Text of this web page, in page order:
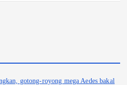
gotong-royong mega Aedes bakal